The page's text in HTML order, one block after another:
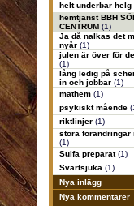
helt underbar helg
hemtjänst BBH
CENTRUM (1)
Ja då nalkas det
nyår (1)
julen är över för
(1)
lång ledig på
in och jobbar (1)
mathem (1)
psykiskt mående
riktlinjer (1)
stora förändringar
(1)
Sulfa preparat(1)
Svartsjuka (1)
Nya inlägg
Nya kommentarer